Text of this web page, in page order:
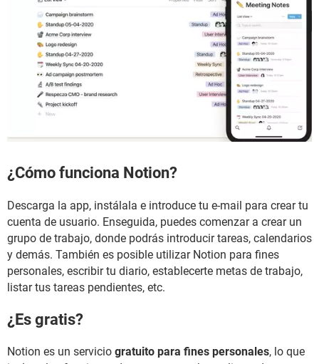
¿Cómo funciona Notion?
Descarga la app, instálala e introduce tu e-mail para crear tu
cuenta de usuario. Enseguida, puedes comenzar a crear un
grupo de trabajo, donde podrás introducir tareas, calendarios
y demás. También es posible utilizar Notion para fines
personales, escribir tu diario, establecerte metas de trabajo,
listar tus tareas pendientes, etc.
¿Es gratis?
Notion es un servicio gratuito para fines personales, lo que